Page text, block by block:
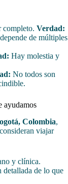
completo. Verdad:
de múltiples
Hay molestia y
No todos son
ayudamos
Colombia,
viajar
y clínica.
detallada de lo que